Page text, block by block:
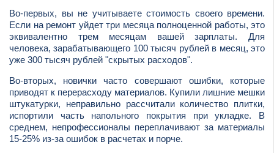
Во-первых, вы не учитываете стоимость своего времени.
Если на ремонт уйдет три месяца полноценной работы, это
эквивалентно трем месяцам вашей зарплаты. Для
человека, зарабатывающего 100 тысяч рублей в месяц, это
уже 300 тысяч рублей "скрытых расходов".
Во-вторых, новички часто совершают ошибки, которые
приводят к перерасходу материалов. Купили лишние мешки
штукатурки, неправильно рассчитали количество плитки,
испортили часть напольного покрытия при укладке. В
среднем, непрофессионалы переплачивают за материалы
15-25% из-за ошибок в расчетах и порче.